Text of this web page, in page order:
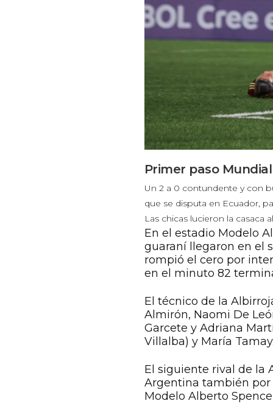
Primer paso Mundial
Un 2 a 0 contundente y con
que se disputa en Ecuador,
Las chicas lucieron la casaca
En el estadio Modelo
guaraní llegaron en el
rompió el cero por
en el minuto 82
El técnico de la
Almirón, Naomi De
Garcete y Adriana
Villalba) y María
El siguiente rival de la
Argentina también por
Modelo Alberto